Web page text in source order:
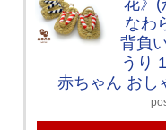
花》
なわ
背負
うり
赤ちゃん おし